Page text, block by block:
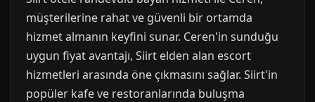
müşterilerine rahat ve güvenli bir ortamda
hizmet almanın keyfini sunar. Ceren'in sunduğu
uygun fiyat avantajı, Siirt elden alan escort
hizmetleri arasında öne çıkmasını sağlar. Siirt'in
popüler kafe ve restoranlarında buluşma